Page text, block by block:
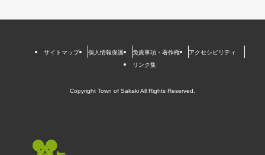
サイトマップ 個人情報保護 免責事項・著作権
アクセシビリティ
リンク集
Copyright Town of Sakaki All Rights Reserved.